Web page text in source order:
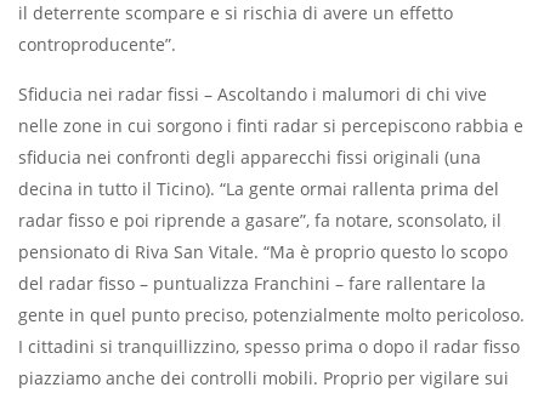
il deterrente scompare e si rischia di avere un effetto
controproducente”.
Sfiducia nei radar fissi – Ascoltando i malumori di chi vive
nelle zone in cui sorgono i finti radar si percepiscono rabbia e
sfiducia nei confronti degli apparecchi fissi originali (una
decina in tutto il Ticino). “La gente ormai rallenta prima del
radar fisso e poi riprende a gasare”, fa notare, sconsolato, il
pensionato di Riva San Vitale. “Ma è proprio questo lo scopo
del radar fisso – puntualizza Franchini – fare rallentare la
gente in quel punto preciso, potenzialmente molto pericoloso.
I cittadini si tranquillizzino, spesso prima o dopo il radar fisso
piazziamo anche dei controlli mobili. Proprio per vigilare sui